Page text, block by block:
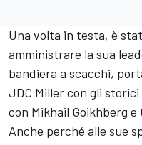
Una volta in testa, è
amministrare la sua
bandiera a scacchi,
JDC Miller con gli
con Mikhail Goikhberg e
Anche perché alle sue